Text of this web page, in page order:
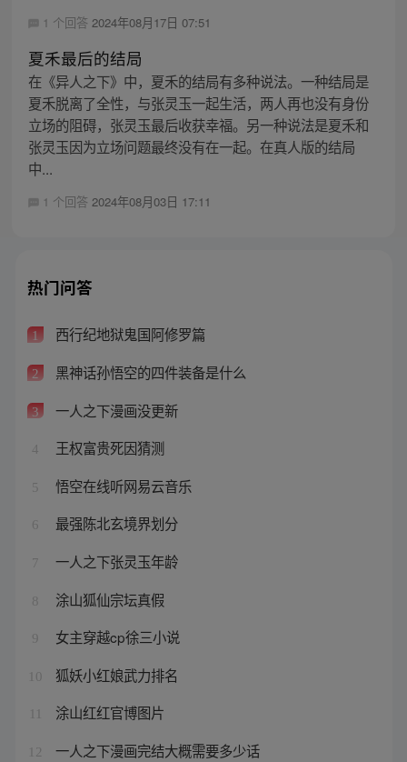
1 个回答 2024年08月17日 07:51
夏禾最后的结局
在《异人之下》中，夏禾的结局有多种说法。一种结局是
夏禾脱离了全性，与张灵玉一起生活，两人再也没有身份
立场的阻碍，张灵玉最后收获幸福。另一种说法是夏禾和
张灵玉因为立场问题最终没有在一起。在真人版的结局
中...
1 个回答 2024年08月03日 17:11
热门问答
1 西行纪地狱鬼国阿修罗篇
2 黑神话孙悟空的四件装备是什么
3 一人之下漫画没更新
4 王权富贵死因猜测
5 悟空在线听网易云音乐
6 最强陈北玄境界划分
7 一人之下张灵玉年龄
8 涂山狐仙宗坛真假
9 女主穿越cp徐三小说
10 狐妖小红娘武力排名
涂山红红官博图片
12 一人之下漫画完结大概需要多少话